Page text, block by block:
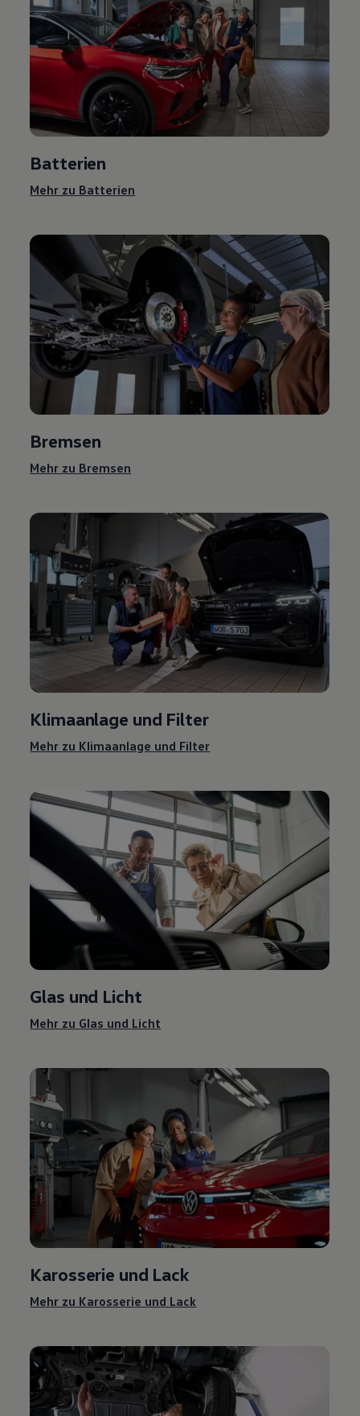
Batterien
Mehr zu Batterien
Bremsen
Mehr zu Bremsen
Klimaanlage und Filter
Mehr zu Klimaanlage und Filter
Glas und Licht
Mehr zu Glas und Licht
Karosserie und Lack
Mehr zu Karosserie und Lack